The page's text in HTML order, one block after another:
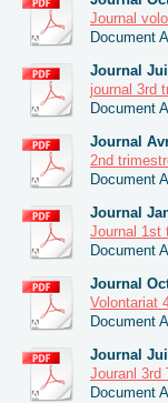
Journal
Document
Journal
journal 3rd
Document
Journal
2nd
Document
Journal
Journal 1st
Document
Journal
Volontariat
Document
Journal
Jouranl 3rd
Document